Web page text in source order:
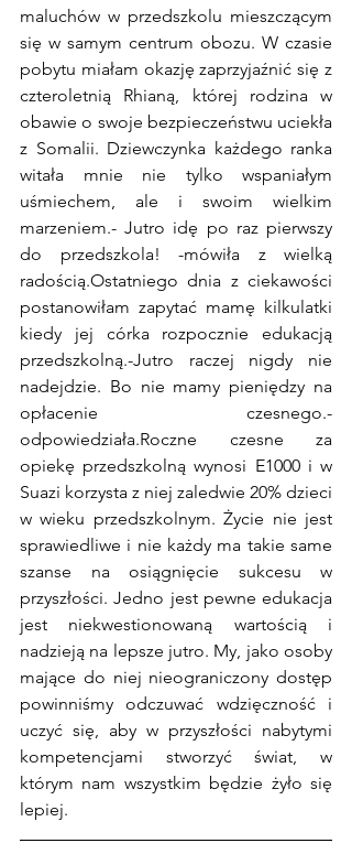
maluchów w przedszkolu mieszczącym
się w samym centrum obozu. W czasie
pobytu miałam okazję zaprzyjaźnić się z
czteroletnią Rhianą, której rodzina w
obawie o swoje bezpieczeństwu uciekła
z Somalii. Dziewczynka każdego ranka
witała mnie nie tylko wspaniałym
uśmiechem, ale i swoim wielkim
marzeniem.- Jutro idę po raz pierwszy
do przedszkola! -mówiła z wielką
radością.Ostatniego dnia z ciekawości
postanowiłam zapytać mamę kilkulatki
kiedy jej córka rozpocznie edukacją
przedszkolną.-Jutro raczej nigdy nie
nadejdzie. Bo nie mamy pieniędzy na
opłacenie czesnego.-
odpowiedziała.Roczne czesne za
opiekę przedszkolną wynosi E1000 i w
Suazi korzysta z niej zaledwie 20% dzieci
w wieku przedszkolnym. Życie nie jest
sprawiedliwe i nie każdy ma takie same
szanse na osiągnięcie sukcesu w
przyszłości. Jedno jest pewne edukacja
jest niekwestionowaną wartością i
nadzieją na lepsze jutro. My, jako osoby
mające do niej nieograniczony dostęp
powinniśmy odczuwać wdzięczność i
uczyć się, aby w przyszłości nabytymi
kompetencjami stworzyć świat, w
którym nam wszystkim będzie żyło się
lepiej.